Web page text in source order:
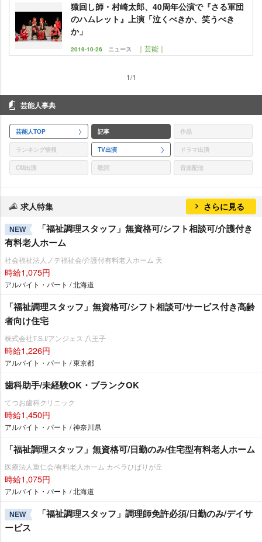
猿回し師・村崎太郎、40周年公演で『さる軍団
のハムレット』上演「泣くべきか、笑うべき
か」
2019-10-26 ニュース ｜芸能｜
1/1
芸能人事典
芸能人TOP 記事 作品
ランキング情報 TV出演 ドラマ出演
CM出演 歌詞 音楽配信
求人特集 さらに見る
NEW
「福祉調理スタッフ」無資格可/シフト相談可/介護付き
有料老人ホーム
社会福祉法人ノテ福祉会/介護付有料老人ホーム 天
時給1,075円
アルバイト・パート / 北海道
「福祉調理スタッフ」無資格可/シフト相談可/サービス付き高齢
者向け住宅
株式会社T.S.I/アンジェス 八王子
時給1,226円
アルバイト・パート / 東京都
歯科助手/未経験OK・ブランクOK
てつお歯科クリニック
時給1,450円
アルバイト・パート / 神奈川県
「福祉調理スタッフ」無資格可/日勤のみ/住宅型有料老人ホーム
医療法人重仁会/有料老人ホーム カペラひばりが丘
時給1,075円
アルバイト・パート / 北海道
NEW
「福祉調理スタッフ」調理師免許必須/日勤のみ/デイサ
ービス